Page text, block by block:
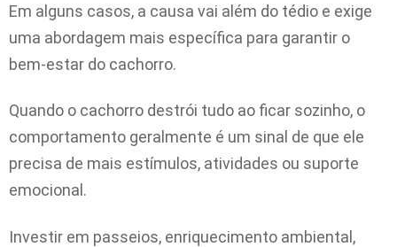
Em alguns casos, a causa vai além do tédio e exige
uma abordagem mais específica para garantir o
bem-estar do cachorro.
Quando o cachorro destrói tudo ao ficar sozinho, o
comportamento geralmente é um sinal de que ele
precisa de mais estímulos, atividades ou suporte
emocional.
Investir em passeios, enriquecimento ambiental,